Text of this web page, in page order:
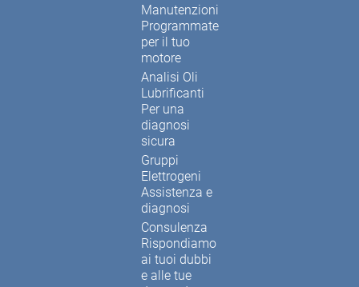
Manutenzioni
Programmate
per il tuo
motore
Analisi Oli
Lubrificanti
Per una
diagnosi
sicura
Gruppi
Elettrogeni
Assistenza e
diagnosi
Consulenza
Rispondiamo
ai tuoi dubbi
e alle tue